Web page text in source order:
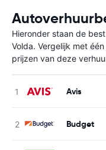
Hieronder staan de
Volda. Vergelijk met
prijzen van deze
Avis
Budget